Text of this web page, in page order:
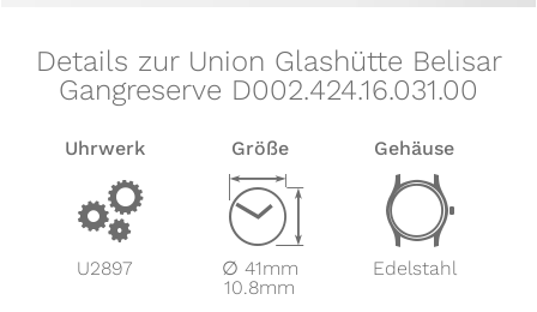
Details zur Union Glashütte Belisar
Gangreserve D002.424.16.031.00
Uhrwerk
v
U2897
Größe
Z
∅ 41mm
10.8mm
Gehäuse
w
Edelstahl